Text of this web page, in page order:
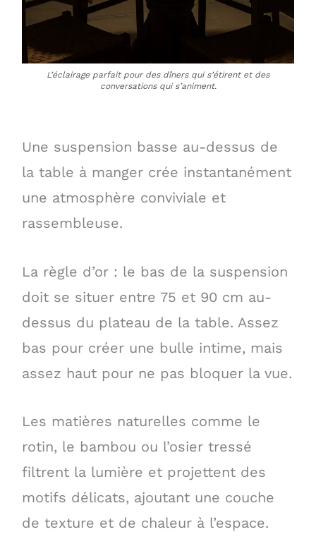
L’éclairage parfait pour des dîners qui s’étirent et des
conversations qui s’animent.
Une suspension basse au-dessus de
la table à manger crée instantanément
une atmosphère conviviale et
rassembleuse.
La règle d’or : le bas de la suspension
doit se situer entre 75 et 90 cm au-
dessus du plateau de la table. Assez
bas pour créer une bulle intime, mais
assez haut pour ne pas bloquer la vue.
Les matières naturelles comme le
rotin, le bambou ou l’osier tressé
filtrent la lumière et projettent des
motifs délicats, ajoutant une couche
de texture et de chaleur à l’espace.